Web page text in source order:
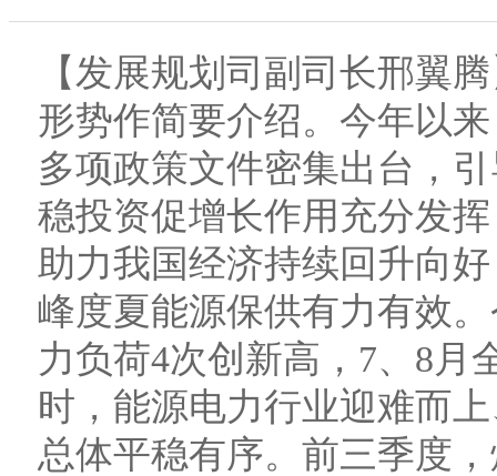
【发展规划司副司长邢翼
形势作简要介绍。今年以
多项政策文件密集出台，
稳投资促增长作用充分发
助力我国经济持续回升向
峰度夏能源保供有力有效
力负荷4次创新高，7、8月
时，能源电力行业迎难而
总体平稳有序。前三季度